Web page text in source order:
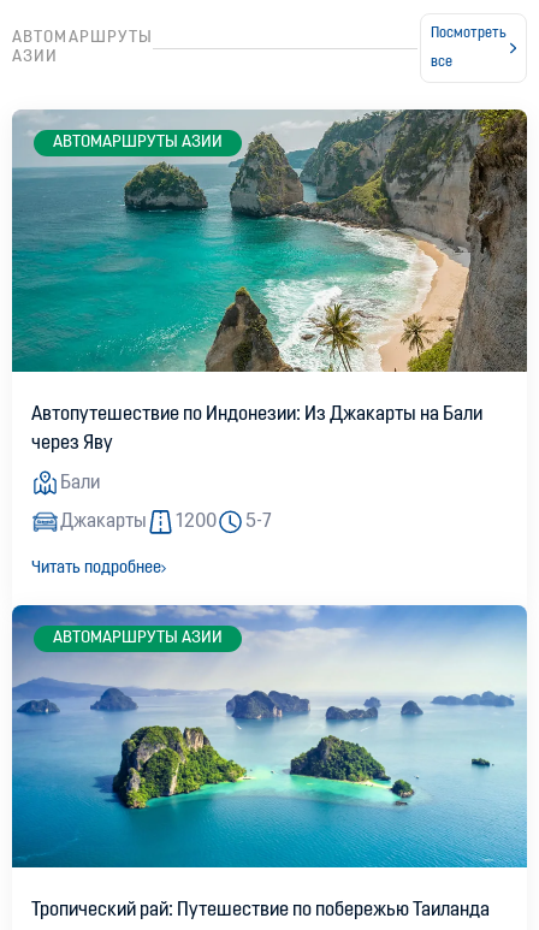
Полное солнечное затмение вызовет
автотуристический бум в Испании: власти готовят
дороги
05:55, 04.08.2026 814
Трассы на пределе высоты
10:43, 03.08.2026 1890
Кризис Audi в Германии
AВТОМАРШРУТЫ
АЗИИ
Посмотреть
все
AВТОМАРШРУТЫ АЗИИ
Автопутешествие по Индонезии: Из Джакарты на Бали
через Яву
Бали
Джакарты
1200 5-7
Читать подробнее
AВТОМАРШРУТЫ АЗИИ
Тропический рай: Путешествие по побережью Таиланда